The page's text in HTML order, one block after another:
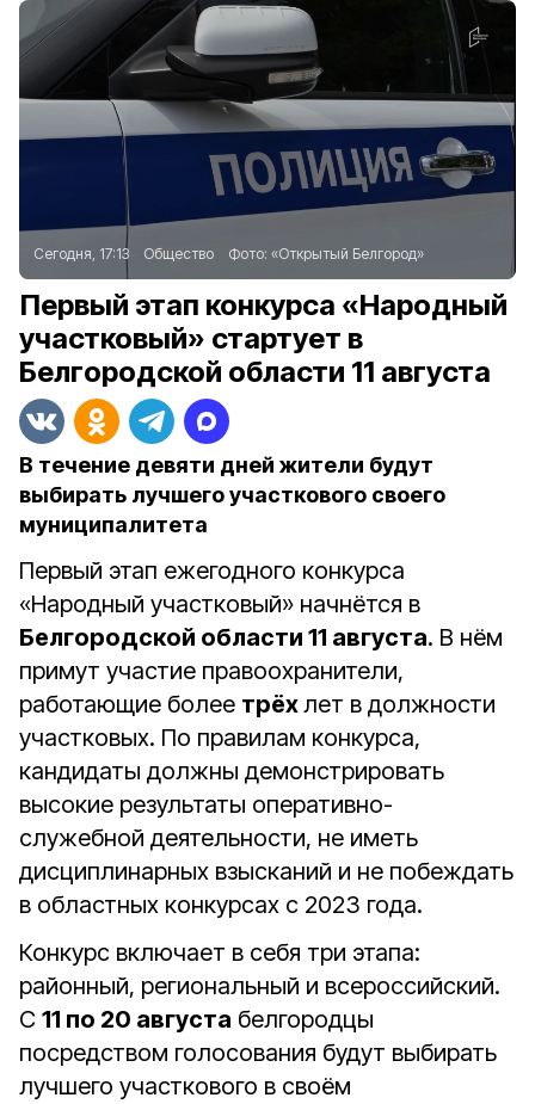
Сегодня, 17:13 Общество Фото: «Открытый Белгород»
Первый этап конкурса «Народный
участковый» стартует в
Белгородской области 11 августа
В течение девяти дней жители будут
выбирать лучшего участкового своего
муниципалитета
Первый этап ежегодного конкурса
«Народный участковый» начнётся в
Белгородской области 11 августа. В нём
примут участие правоохранители,
работающие более трёхлет в должности
участковых. По правилам конкурса,
кандидаты должны демонстрировать
высокие результаты оперативно-
служебной деятельности, не иметь
дисциплинарных взысканий и не побеждать
в областных конкурсах с 2023 года.
Конкурс включает в себя три этапа:
районный, региональный и всероссийский.
С 11 по 20 августа белгородцы
посредством голосования будут выбирать
лучшего участкового в своём